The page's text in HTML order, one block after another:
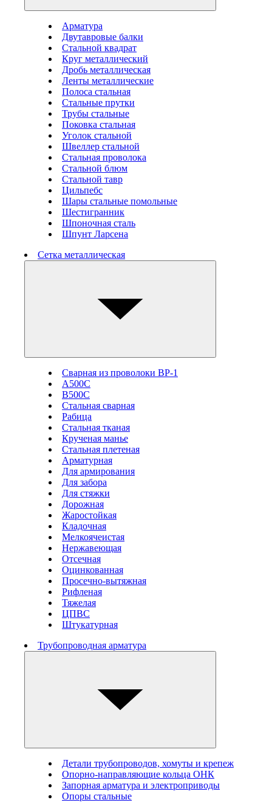
Арматура
Двутавровые балки
Стальной квадрат
Круг металлический
Дробь металлическая
Ленты металлические
Полоса стальная
Стальные прутки
Трубы стальные
Поковка стальная
Уголок стальной
Швеллер стальной
Стальная проволока
Стальной блюм
Стальной тавр
Цильпебс
Шары стальные помольные
Шестигранник
Шпоночная сталь
Шпунт Ларсена
Сетка металлическая
Сварная из проволоки ВР-1
А500С
В500С
Стальная сварная
Рабица
Стальная тканая
Крученая манье
Стальная плетеная
Арматурная
Для армирования
Для забора
Для стяжки
Дорожная
Жаростойкая
Кладочная
Мелкоячеистая
Нержавеющая
Отсечная
Оцинкованная
Просечно-вытяжная
Рифленая
Тяжелая
ЦПВС
Штукатурная
Трубопроводная арматура
Детали трубопроводов, хомуты и крепеж
Опорно-направляющие кольца ОНК
Запорная арматура и электроприводы
Опоры стальные